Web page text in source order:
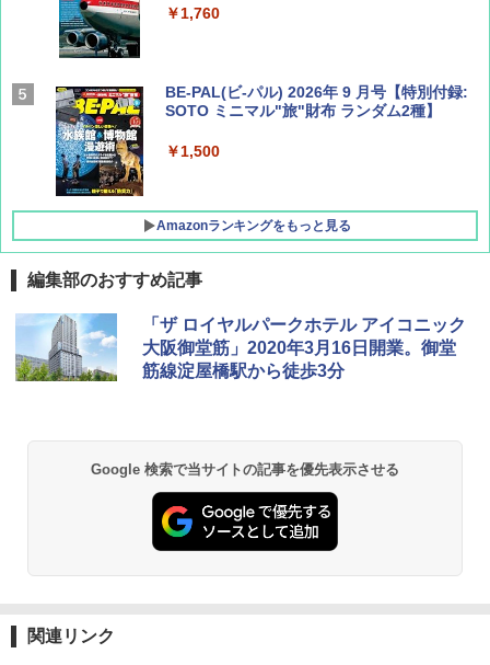
￥1,760
BE-PAL(ビ-パル) 2026年 9 月号【特別付録:
SOTO ミニマル"旅"財布 ランダム2種】
￥1,500
Amazonランキングをもっと見る
D40 地球の歩き方 チェンマイ タイ北部の魅
力的な町 2026～2027 地球の歩き方D アジア
￥2,079
球の歩き方A ヨーロッパ
￥2,479
[キャンパーズコレクション 山善] ポップアッ
プテント 傘みたいに広げて畳める パッとサ
ッとサンシェード キューブ フルクローズ メ
ッシュ 簡単設置 ワンタッチテント キャンプ
PYKES PEAK (パイクスピーク) 着替えテン
ト プライバシー テント 【中が透けない】 1
人用 折りたたみ 防災グッズ 災害用トイレ ビ
ーチ ピクニック ポップアップテント 携帯 簡
GRANDOOR ステンレス保冷剤 2個セット 2
026リニューアル 急速冷凍 空間倍増 衛生的
コンパクト 保冷力長持ち
USB充電式 高精度 超長距離照射 長時間使用
可能 安全ロック付き 高安全性 金属製耐久 コ
ンパクト多機能設計 持ち運び便利 アウトド
ア/オフィス/教育現場/展示会用 緑
編集部のおすすめ記事
「ザ ロイヤルパークホテル アイコニック
大阪御堂筋」2020年3月16日開業。御堂
筋線淀屋橋駅から徒歩3分
Google 検索で当サイトの記事を優先表示させる
関連リンク